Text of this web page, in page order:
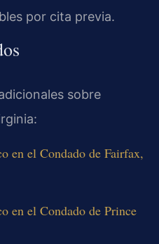
por cita previa.
sobre
en el Condado de Fairfax,
en el Condado de Prince